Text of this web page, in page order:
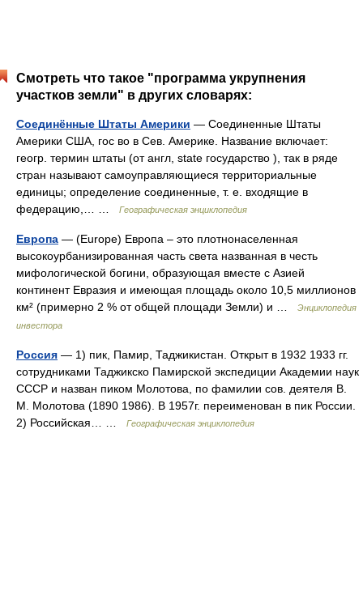
Смотреть что такое "программа укрупнения
участков земли" в других словарях:
Соединённые Штаты Америки — Соединенные Штаты
Америки США, гос во в Сев. Америке. Название включает:
геогр. термин штаты (от англ, state государство ), так в ряде
стран называют самоуправляющиеся территориальные
единицы; определение соединенные, т. е. входящие в
федерацию,… …
Географическая энциклопедия
Европа — (Europe) Европа – это плотнонаселенная
высокоурбанизированная часть света названная в честь
мифологической богини, образующая вместе с Азией
континент Евразия и имеющая площадь около 10,5 миллионов
км² (примерно 2 % от общей площади Земли) и …
Энциклопедия
инвестора
Россия — 1) пик, Памир, Таджикистан. Открыт в 1932 1933 гг.
сотрудниками Таджикско Памирской экспедиции Академии наук
СССР и назван пиком Молотова, по фамилии сов. деятеля В.
М. Молотова (1890 1986). В 1957г. переименован в пик России.
2) Российская… …
Географическая энциклопедия